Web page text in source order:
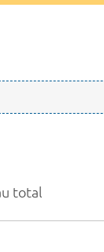
total